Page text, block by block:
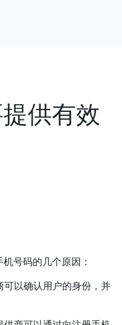
供有效
号码的几个原因：
以确认用户的身份，并